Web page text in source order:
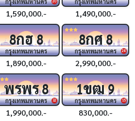
20
1,590,000.- 1,490,000.-
8กฮ8
กรุงเทพมหานคร
1,890,000.-
24
8กศ8
กรุงเทพมหานคร
2,990,000.-
32
พรพร8
กรุงเทพมหานคร
1,990,000.-
15
1ขฒ9
กรุงเทพมหานคร
830,000.-